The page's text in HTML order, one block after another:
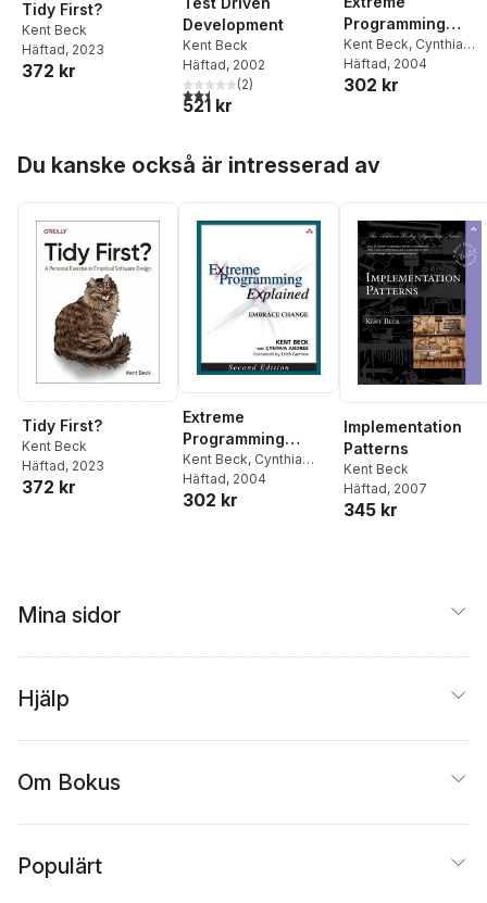
Tidy First?
Kent Beck
Häftad, 2023
372 kr
Development
Kent Beck
Häftad, 2002
2,5utav 5 stjärnor. Totalt antal röster:
(2)
521 kr
Programming
Explained
Kent Beck, Cynthia
Andres
Häftad, 2004
302 kr
Du kanske också är intresserad av
Tidy First?
Kent Beck
Häftad, 2023
372 kr
Extreme
Programming
Explained
Kent Beck, Cynthia
Andres
Häftad, 2004
302 kr
Implementation
Patterns
Kent Beck
Häftad, 2007
345 kr
Mina sidor
Hjälp
Om Bokus
Populärt